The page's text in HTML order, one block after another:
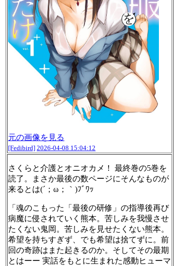
元の画像を見る
[Fedibird] 2026-04-08 15:04:12
さくらと介護とオニオカメ！ 最終巻の5巻を
読了。まさか最後の数ページにそんなものが
来るとは(´；ω；｀)ﾌﾞﾜｯ
「魂のこもった「最後の研修」の指導後再び
病魔に侵されていく熊本。苦しみを我慢させ
たくない鬼岡。苦しみを見せたくない熊本。
希望を持ちすぎず、でも希望は捨てずに。前
回の奇跡はまた起きるのか。そしてその最期
とはーー 実話をもとに生まれた感動ヒューマ